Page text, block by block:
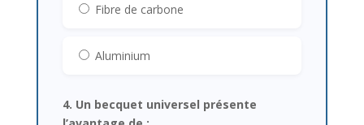
Fibre de carbone
Aluminium
4. Un becquet universel présente